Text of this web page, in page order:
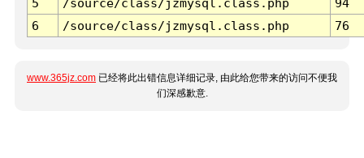
5
/source/class/jzmysql.class.php
94
6
/source/class/jzmysql.class.php 76
www.365jz.com 已经将此出错信息详细记录, 由此给您带来的访问不便我
们深感歉意.